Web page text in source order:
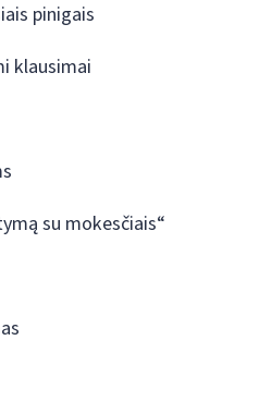
pinigais
klausimai
su mokesčiais“